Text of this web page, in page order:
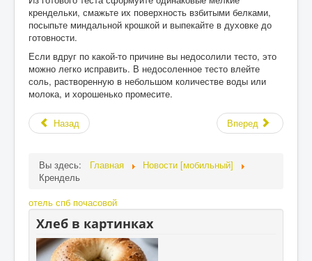
крендельки, смажьте их поверхность взбитыми белками,
посыпьте миндальной крошкой и выпекайте в духовке до
готовности.
Если вдруг по какой-то причине вы недосолили тесто, это
можно легко исправить. В недосоленное тесто влейте
соль, растворенную в небольшом количестве воды или
молока, и хорошенько промесите.
Назад Вперед
Вы здесь: Главная
Новости [мобильный]
Крендель
отель спб почасовой
Хлеб в картинках